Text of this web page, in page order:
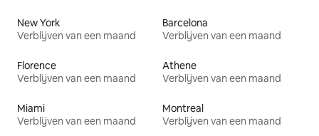
New York
Verblijven van een maand
Barcelona
Verblijven van een maand
Florence
Verblijven van een maand
Athene
Verblijven van een maand
Miami
Verblijven van een maand
Montreal
Verblijven van een maand